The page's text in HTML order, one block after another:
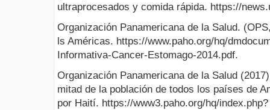
ultraprocesados y comida rápida. https://
Organización Panamericana de la Salud.
ls Américas. https://www.paho.org/hq/
Informativa-Cancer-Estomago-2014.pdf.
Organización Panamericana de la Salud
mitad de la población de todos los países de
por Haití. https://www3.paho.org/hq/index.php?